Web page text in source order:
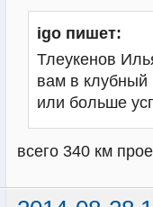
igo пишет:
Тлеукенов
вам в клубный
или больше
всего 340 км